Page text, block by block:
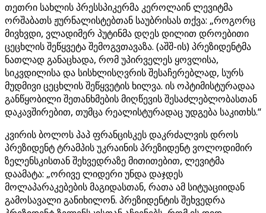
თეთრი სახლის პრესსპიკერმა კეროლაინ ლევიტმა
ორშაბათს ჟურნალისტებთან საუბრისას თქვა: „როგორც
მივხვდი, ვლადიმერ პუტინმა დღეს დილით დროებითი
ცეცხლის შეწყვეტა შემოგვთავაზა. (აშშ-ის) პრეზიდენტმა
ნათლად განაცხადა, რომ უპირველეს ყოვლისა,
სიკვდილისა და სისხლისღვრის შესაჩერებლად, სურს
მუდმივი ცეცხლის შეწყვეტის ხილვა. ის ოპტიმისტურადაა
განწყობილი შეთანხმების მიღწევის შესაძლებლობასთან
დაკავშირებით, თუმცა რეალისტურადაც უდგება საკითხს.“
კვირის ბოლოს პაპ ფრანცისკეს დაკრძალვის დროს
პრეზიდენტ ტრამპის უკრაინის პრეზიდენტ ვოლოდიმირ
ზელენსკისთან შეხვედრაზე მითითებით, ლევიტმა
დაამატა: „ორივე ლიდერი უნდა დაჯდეს
მოლაპარაკებების მაგიდასთან, რათა ამ სიტუაციიდან
გამოსავალი განიხილონ. პრეზიდენტის შეხვედრა